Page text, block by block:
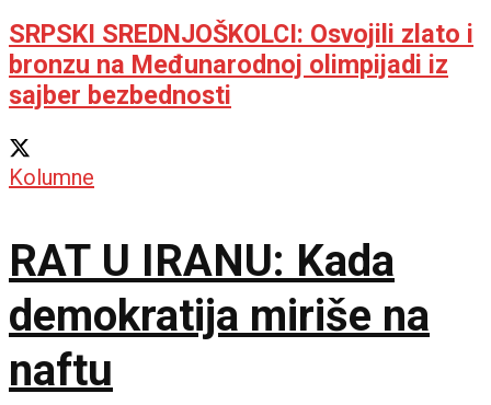
SRPSKI SREDNJOŠKOLCI: Osvojili zlato i
bronzu na Međunarodnoj olimpijadi iz
sajber bezbednosti
Kolumne
RAT U IRANU: Kada
demokratija miriše na
naftu